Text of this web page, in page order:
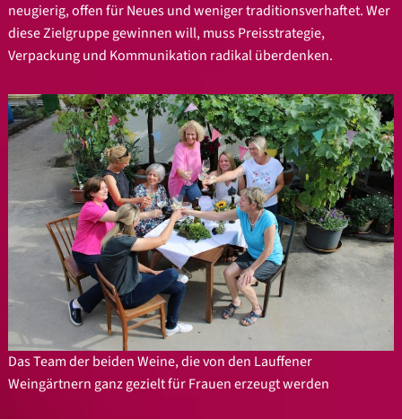
neugierig, offen für Neues und weniger traditionsverhaftet. Wer
diese Zielgruppe gewinnen will, muss Preisstrategie,
Verpackung und Kommunikation radikal überdenken.
Das Team der beiden Weine, die von den Lauffener
Weingärtnern ganz gezielt für Frauen erzeugt werden